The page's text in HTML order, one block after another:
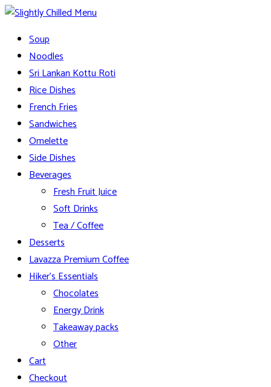
Skip
content
Slightly Chilled Menu
Soup
Noodles
Sri Lankan Kottu Roti
Rice Dishes
French Fries
Sandwiches
Omelette
Side Dishes
Beverages
Fresh Fruit Juice
Soft Drinks
Tea / Coffee
Desserts
Lavazza Premium Coffee
Hiker’s Essentials
Chocolates
Energy Drink
Takeaway packs
Other
Cart
Checkout